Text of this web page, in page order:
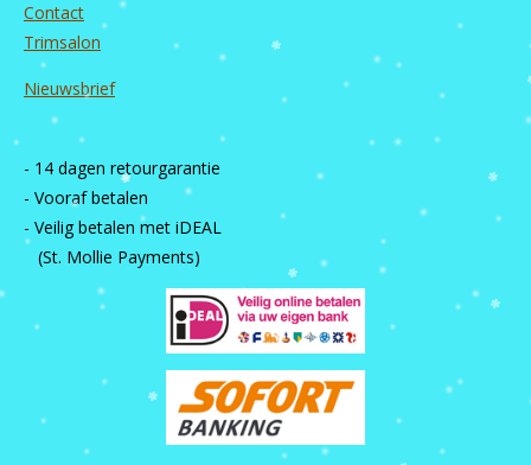
Contact
Trimsalon
Nieuwsbrief
- 14 dagen retourgarantie
- Vooraf betalen
- Veilig betalen met iDEAL
(St. Mollie Payments)